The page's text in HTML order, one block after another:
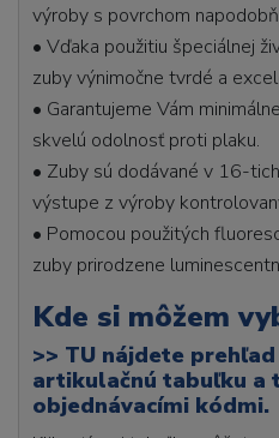
výroby s povrchom
• Vďaka použitiu špeciálnej
zuby výnimočne tvrdé a
• Garantujeme Vám
skvelú odolnosť proti plaku.
• Zuby sú dodávané v 16-
výstupe z výroby
• Pomocou použitých
zuby prirodzene
Kde si môžem
>> TU nájdete
artikulačnú tabuľku a
objednávacími kódmi.